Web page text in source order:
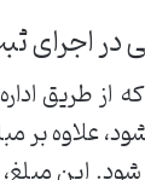
در اجرای
از طریق
علاوه بر